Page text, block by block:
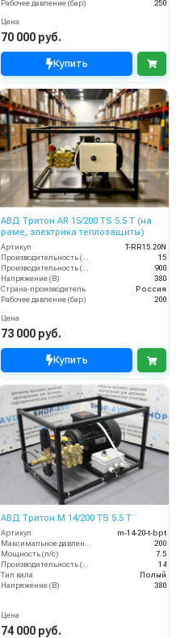
Рабочее давление (бар) 250
Цена
70 000 руб.
Купить
АВД Тритон AR 15/200 TS 5.5 T (на
раме, электрика теплозащиты)
Артикул
T-RR15.20N
Производительность (л/мин)
15
Производительность (л/ч)
900
Напряжение (В)
380
Страна-производитель
Россия
Рабочее давление (бар)
200
Цена
73 000 руб.
Купить
АВД Тритон M 14/200 TS 5.5 T
Артикул
m-14-20-t-bpt
200
Мощность (л/с)
7.5
14
Тип вала
Полый
Напряжение (В)
380
Цена
74 000 руб.